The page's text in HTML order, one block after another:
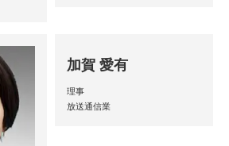
加賀 愛有
理事
放送通信業